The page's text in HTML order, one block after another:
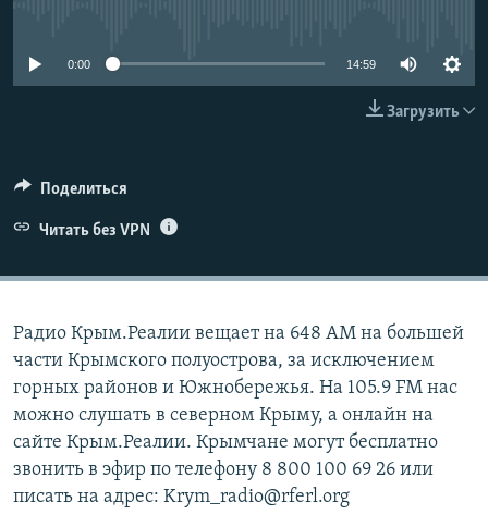
КРЫМ.НЕПОКОРЕННЫЙ
0:00 14:59
Загрузить
Поделиться
Читать без VPN
Радио Крым.Реалии вещает на 648 АМ на большей
части Крымского полуострова, за исключением
горных районов и Южнобережья. На 105.9 FM нас
можно слушать в северном Крыму, а онлайн на
сайте Крым.Реалии. Крымчане могут бесплатно
звонить в эфир по телефону 8 800 100 69 26 или
писать на адрес: Krym_radio@rferl.org